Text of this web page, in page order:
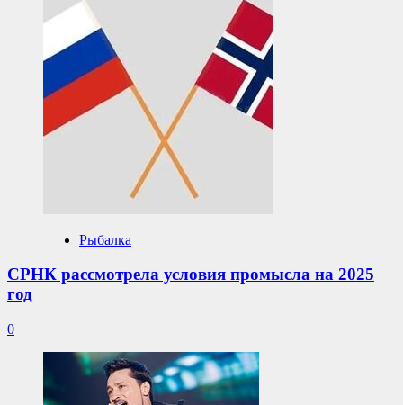
Рыбалка
СРНК рассмотрела условия промысла на 2025
год
0